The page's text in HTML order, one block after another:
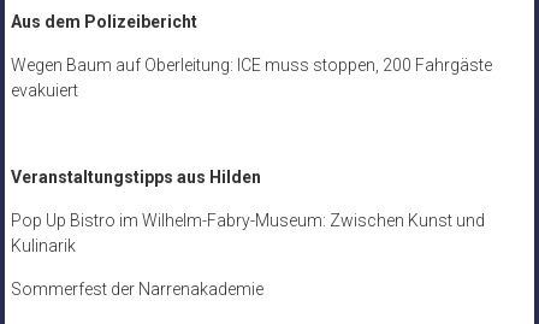
Aus dem Polizeibericht
Wegen Baum auf Oberleitung: ICE muss stoppen, 200 Fahrgäste
evakuiert
Veranstaltungstipps aus Hilden
Pop Up Bistro im Wilhelm-Fabry-Museum: Zwischen Kunst und
Kulinarik
Sommerfest der Narrenakademie